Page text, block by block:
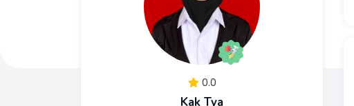
0.0
Kak Tya